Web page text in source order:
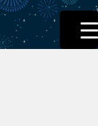
דלג
לתוכן
עברית. לשון.